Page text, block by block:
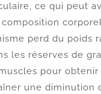
ce qui peut
perd du poids
les réserves de
pour obtenir
une diminution